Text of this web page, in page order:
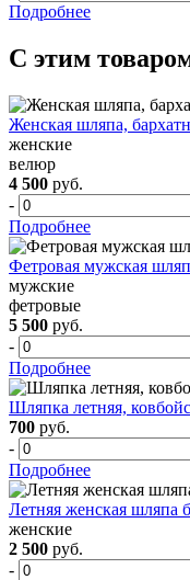
Подробнее
С этим
Женская шляпа,
женские
велюр
4 500 руб.
-
Подробнее
Фетровая мужская
мужские
фетровые
5 500 руб.
-
Подробнее
Шляпка летняя,
700 руб.
-
Подробнее
Летняя женская шляпа
женские
2 500 руб.
-